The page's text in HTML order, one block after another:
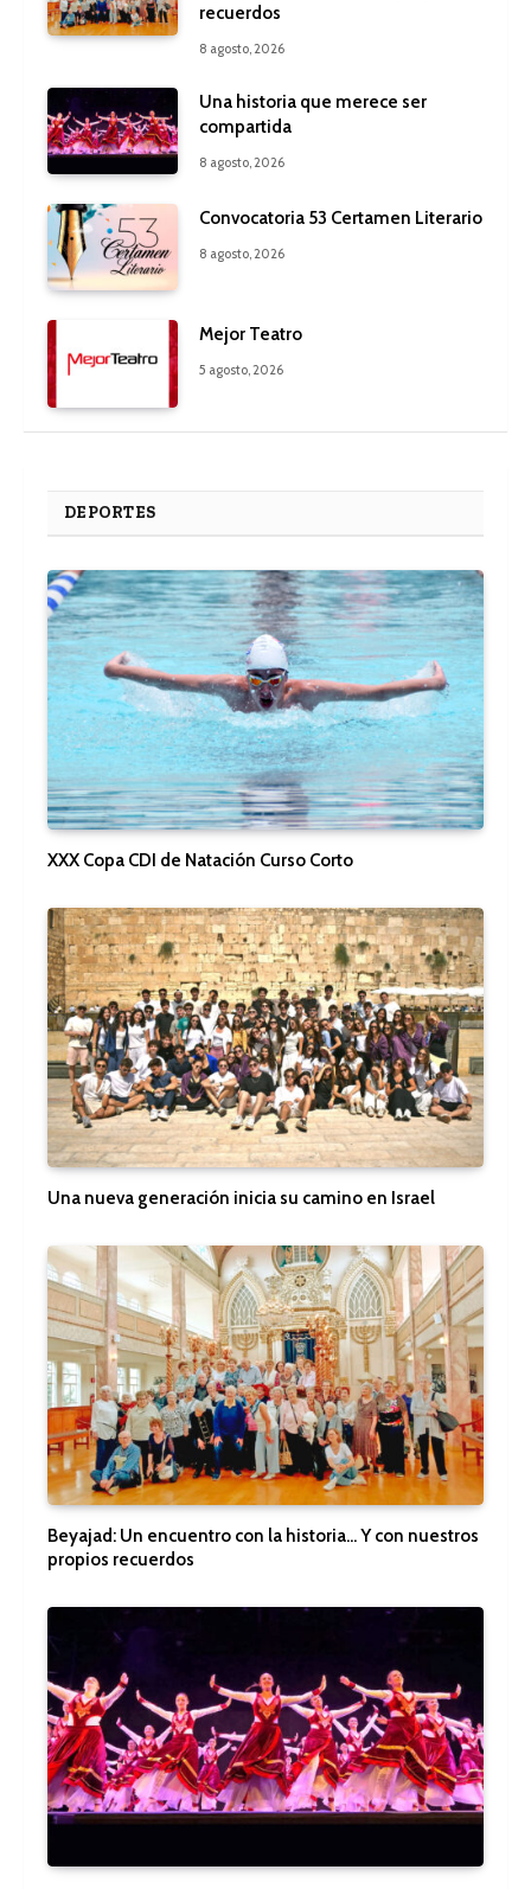
recuerdos
8 agosto, 2026
Una historia que merece ser
compartida
8 agosto, 2026
Convocatoria 53 Certamen Literario
8 agosto, 2026
Mejor Teatro
5 agosto, 2026
DEPORTES
XXX Copa CDI de Natación Curso Corto
Una nueva generación inicia su camino en Israel
Beyajad: Un encuentro con la historia… Y con nuestros
propios recuerdos